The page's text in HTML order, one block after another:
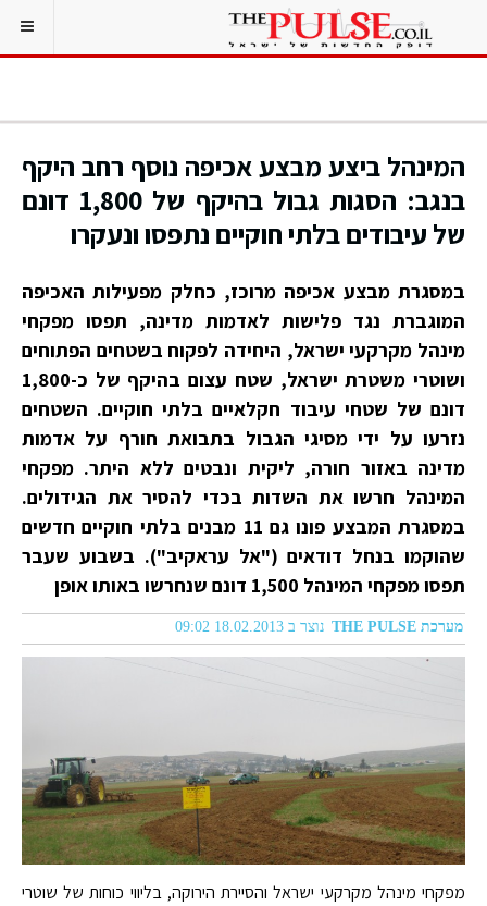
המינהל ביצע מבצע אכיפה נוסף רחב היקף
בנגב: הסגות גבול בהיקף של 1,800 דונם
של עיבודים בלתי חוקיים נתפסו ונעקרו
במסגרת מבצע אכיפה מרוכז, כחלק מפעילות האכיפה
המוגברת נגד פלישות לאדמות מדינה, תפסו מפקחי
מינהל מקרקעי ישראל, היחידה לפקוח בשטחים הפתוחים
ושוטרי משטרת ישראל, שטח עצום בהיקף של כ-1,800
דונם של שטחי עיבוד חקלאיים בלתי חוקיים. השטחים
נזרעו על ידי מסיגי הגבול בתבואת חורף על אדמות
מדינה באזור חורה, ליקית ונבטים ללא היתר. מפקחי
המינהל חרשו את השדות בכדי להסיר את הגידולים.
במסגרת המבצע פונו גם 11 מבנים בלתי חוקיים חדשים
שהוקמו בנחל דודאים ("אל עראקיב"). בשבוע שעבר
תפסו מפקחי המינהל 1,500 דונם שנחרשו באותו אופן
מערכת THE PULSE נוצר ב 18.02.2013 09:02
מפקחי מינהל מקרקעי ישראל והסיירת הירוקה, בליווי כוחות של שוטרי